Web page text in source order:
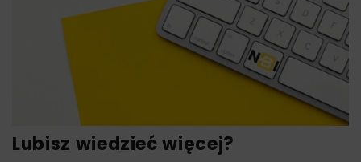
Lubisz wiedzieć więcej?